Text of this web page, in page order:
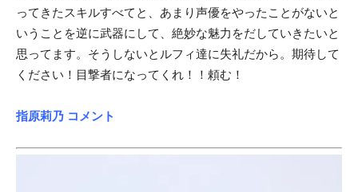
ってきたスキルすべてと、あまり声優をやったことがないと
いうことを逆に武器にして、絶妙な魅力をだしていきたいと
思ってます。そうしないとルフィ達に失礼だから。期待して
ください！目撃者になってくれ！！頼む！
指原莉乃 コメント